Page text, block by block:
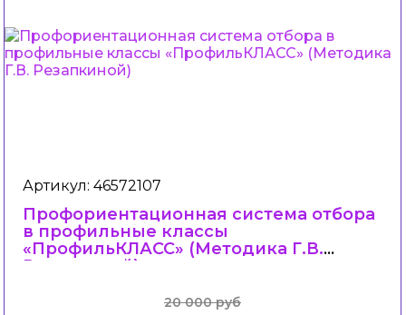
Артикул: 46572107
Профориентационная система отбора
в профильные классы
«ПрофильКЛАСС» (Методика Г.В.
Резапкиной)
20 000 руб